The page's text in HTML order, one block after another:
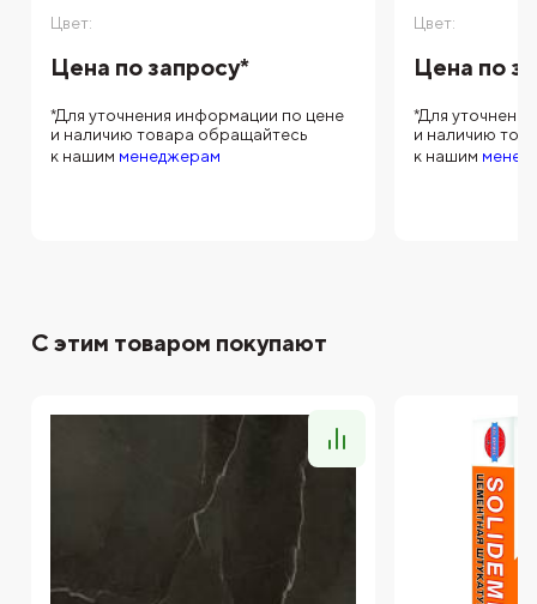
Цвет:
Цена по запросу*
*Для уточнения информации по цене
и наличию товара обращайтесь
к нашим менеджерам
Цвет:
Цена по
*Для
и наличию
к нашим
С этим товаром покупают